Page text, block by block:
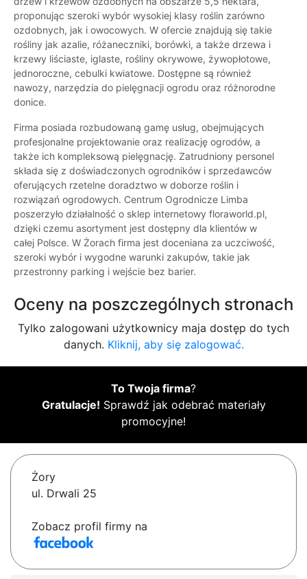
proponując szeroki wybór wysokiej klasy roślin zarówno
ozdobnych, jak i owocowych. W ofercie znajdują się takie
rośliny jak azalie, różaneczniki, borówki, a także drzewa i
krzewy liściaste, iglaste, rośliny okrywowe, żywopłotowe,
jednoroczne, cebulki kwiatowe. Dostępne są również
nawozy, narzędzia do pielęgnacji ogrodu oraz różnorodne
donice.
Firma posiada rozbudowaną gamę usług, obejmujących
profesjonalne projektowanie oraz realizację ogrodów, a
także ich kompleksową pielęgnację. Zatrudniony personel
składa się z doświadczonych ogrodników i sprzedawców
oferujących rzetelne doradztwo w doborze roślin i
rozwiązań ogrodowych. Centrum Ogrodnicze Limba
poszerzyło działalność o sklep internetowy floraworld.pl,
dzięki czemu asortyment jest dostępny dla klientów w
całej Polsce. W Żorach firma jest doceniana za uczciwość,
szeroki wybór i wygodne warunki zakupów, takie jak
przestronny parking i wejście bez barier.
Oceny na poszczególnych stronach
Tylko zalogowani użytkownicy maja dostęp do tych
danych. Kliknij, aby się zalogować.
To Twoja firma?
Gratulacje! Sprawdź jak odebrać materiały
promocyjne!
Żory
ul. Drwali 25
Zobacz profil firmy na